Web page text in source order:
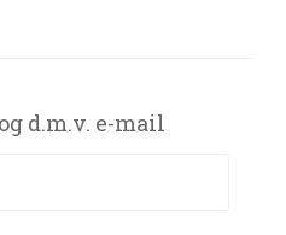
d.m.v. e-mail